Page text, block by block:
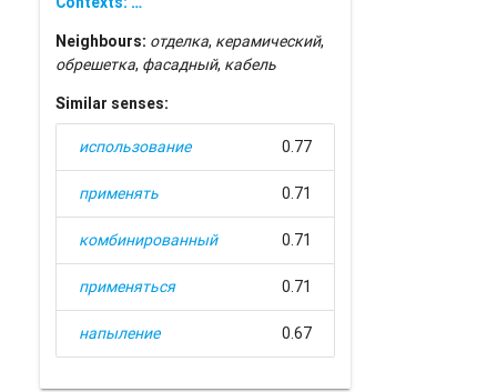
Neighbours: отделка, керамический,
обрешетка, фасадный, кабель
Similar senses:
использование 0.77
применять 0.71
комбинированный 0.71
применяться 0.71
напыление 0.67